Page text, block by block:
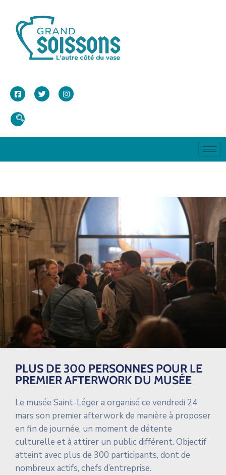
PLUS DE 300 PERSONNES POUR LE
PREMIER AFTERWORK DU MUSÉE
Le musée Saint-Léger a organisé ce vendredi 24
mars son premier afterwork de manière à proposer
en fin de journée, un moment de détente
culturelle et à attirer un public différent. Objectif
atteint avec plus de 300 participants, dont de
nombreux actifs, chefs d’entreprise.